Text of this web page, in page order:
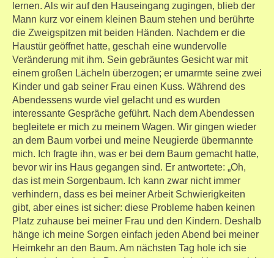
lernen. Als wir auf den Hauseingang zugingen, blieb der
Mann kurz vor einem kleinen Baum stehen und berührte
die Zweigspitzen mit beiden Händen. Nachdem er die
Haustür geöffnet hatte, geschah eine wundervolle
Veränderung mit ihm. Sein gebräuntes Gesicht war mit
einem großen Lächeln überzogen; er umarmte seine zwei
Kinder und gab seiner Frau einen Kuss. Während des
Abendessens wurde viel gelacht und es wurden
interessante Gespräche geführt. Nach dem Abendessen
begleitete er mich zu meinem Wagen. Wir gingen wieder
an dem Baum vorbei und meine Neugierde übermannte
mich. Ich fragte ihn, was er bei dem Baum gemacht hatte,
bevor wir ins Haus gegangen sind. Er antwortete: „Oh,
das ist mein Sorgenbaum. Ich kann zwar nicht immer
verhindern, dass es bei meiner Arbeit Schwierigkeiten
gibt, aber eines ist sicher: diese Probleme haben keinen
Platz zuhause bei meiner Frau und den Kindern. Deshalb
hänge ich meine Sorgen einfach jeden Abend bei meiner
Heimkehr an den Baum. Am nächsten Tag hole ich sie